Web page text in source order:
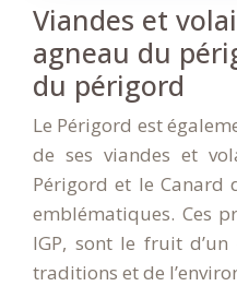
Viandes et
agneau du
du périgord
Le Périgord est
de ses viandes et
Périgord et le Canard
emblématiques. Ces
IGP, sont le fruit d’un
traditions et de